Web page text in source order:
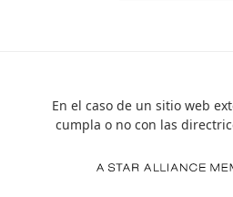
En el caso de un sitio web
cumpla o no con las